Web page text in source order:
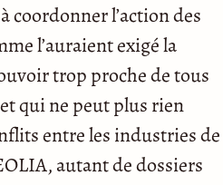
coordonner l’action des
l’auraient exigé la
trop proche de tous
qui ne peut plus rien
entre les industries de
autant de dossiers